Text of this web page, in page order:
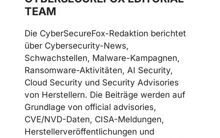
TEAM
Die CyberSecureFox-Redaktion berichtet
über Cybersecurity-News,
Schwachstellen, Malware-Kampagnen,
Ransomware-Aktivitäten, AI Security,
Cloud Security und Security Advisories
von Herstellern. Die Beiträge werden auf
Grundlage von official advisories,
CVE/NVD-Daten, CISA-Meldungen,
Herstellerveröffentlichungen und